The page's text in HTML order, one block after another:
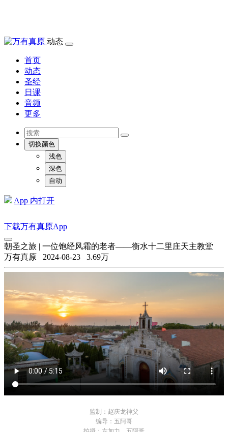
动态
首页
动态
圣经
日课
音频
更多
切换颜色
浅色
深色
自动
App 内打开
下载万有真原App
朝圣之旅 | 一位饱经风霜的老者——衡水十二里庄天主教堂
万有真原 2024-08-23 3.69万
监制：赵庆龙神父
编导：五阿哥